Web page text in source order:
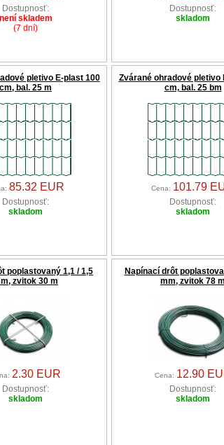
Dostupnosť:
není skladem
(7 dní)
Dostupnosť:
skladom
pletivo E-plast 100
cm, bal. 25 m
85.32 EUR
Dostupnosť:
skladom
Zvárané ohradové pletivo
cm, bal. 25 bm
Cena: 101.79
Dostupnosť:
skladom
poplastovaný 1,1 / 1,5
zvitok 30 m
2.30 EUR
Dostupnosť:
skladom
Napínací drôt
mm, zvitok 78 m
Cena: 12.90
Dostupnosť:
skladom